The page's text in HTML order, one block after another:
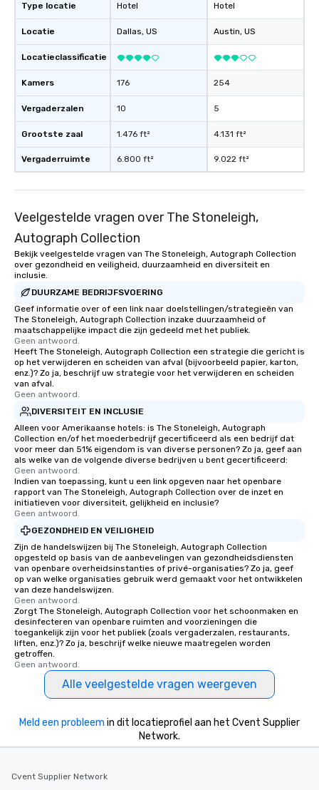
engaged and
the night. ► Pop Nouveau has
decades of
ready to provide you
soundtrack to
of your special day!
creating a swinging
hour, to providing
wedding day a
options available for
Type locatie
Locatie
Locatieclassificatie
Kamers
Vergaderzalen
Grootste zaal
Vergaderruimte
Hotel
Dallas, US
176
10
1.476 ft²
6.800 ft²
Hotel
Austin, US
254
5
4.131 ft²
9.022 ft²
Veelgestelde vragen over The Stoneleigh,
Autograph Collection
Bekijk veelgestelde vragen van The Stoneleigh, Autograph Collection
over gezondheid en veiligheid, duurzaamheid en diversiteit en
inclusie.
DUURZAME BEDRIJFSVOERING
Geef informatie over of een link naar doelstellingen/strategieën van
The Stoneleigh, Autograph Collection inzake duurzaamheid of
maatschappelijke impact die zijn gedeeld met het publiek.
Geen antwoord.
Heeft The Stoneleigh, Autograph Collection een strategie die gericht is
op het verwijderen en scheiden van afval (bijvoorbeeld papier, karton,
enz.)? Zo ja, beschrijf uw strategie voor het verwijderen en scheiden
van afval.
Geen antwoord.
DIVERSITEIT EN INCLUSIE
Alleen voor Amerikaanse hotels: is The Stoneleigh, Autograph
Collection en/of het moederbedrijf gecertificeerd als een bedrijf dat
voor meer dan 51% eigendom is van diverse personen? Zo ja, geef aan
als welke van de volgende diverse bedrijven u bent gecertificeerd:
Geen antwoord.
Indien van toepassing, kunt u een link opgeven naar het openbare
rapport van The Stoneleigh, Autograph Collection over de inzet en
initiatieven voor diversiteit, gelijkheid en inclusie?
Geen antwoord.
GEZONDHEID EN VEILIGHEID
Zijn de handelswijzen bij The Stoneleigh, Autograph Collection
opgesteld op basis van de aanbevelingen van gezondheidsdiensten
van openbare overheidsinstanties of privé-organisaties? Zo ja, geef
op van welke organisaties gebruik werd gemaakt voor het ontwikkelen
van deze handelswijzen.
Geen antwoord.
Zorgt The Stoneleigh, Autograph Collection voor het schoonmaken en
desinfecteren van openbare ruimten and voorzieningen die
toegankelijk zijn voor het publiek (zoals vergaderzalen, restaurants,
liften, enz.)? Zo ja, beschrijf welke nieuwe maatregelen worden
getroffen.
Geen antwoord.
Alle veelgestelde vragen weergeven
Meld een probleem in dit locatieprofiel aan het Cvent Supplier
Network.
Cvent Supplier Network